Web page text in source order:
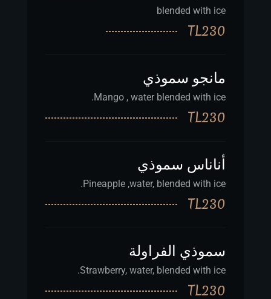
blended with ice
TL230
مانجو سموذي
Mango , water blended with ice.
TL230
أناناس سموذي
Pineapple ,water, blended with ice.
TL230
سموذي الفراولة
Strawberry, water, blended with ice.
TL230